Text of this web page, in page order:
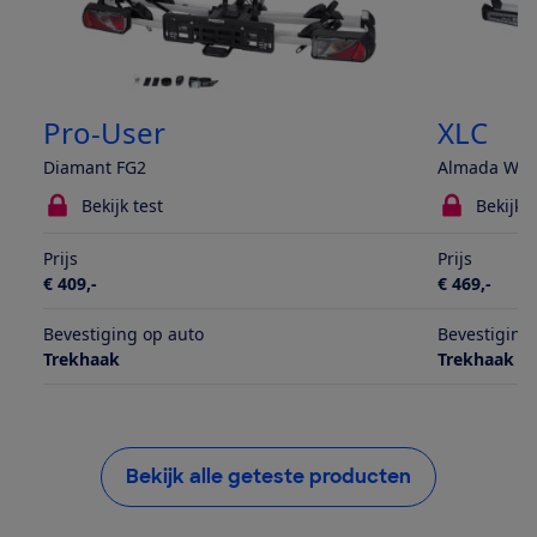
Pro-User
Diamant FG2
XLC
Almada
Bekijk test
Bekijk
Prijs
€ 409,-
Prijs
€ 469,-
Bevestiging op auto
Trekhaak
Trekhaak
Bekijk alle geteste producten